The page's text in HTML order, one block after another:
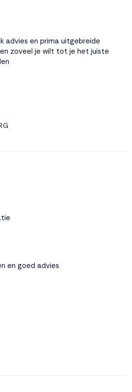
advies en prima uitgebreide
zoveel je wilt tot je het juiste
en goed advies